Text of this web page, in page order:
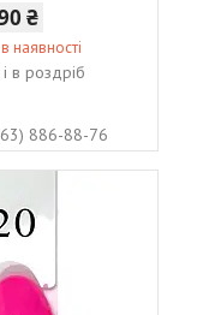
₴
наявності
в роздріб
886-88-76